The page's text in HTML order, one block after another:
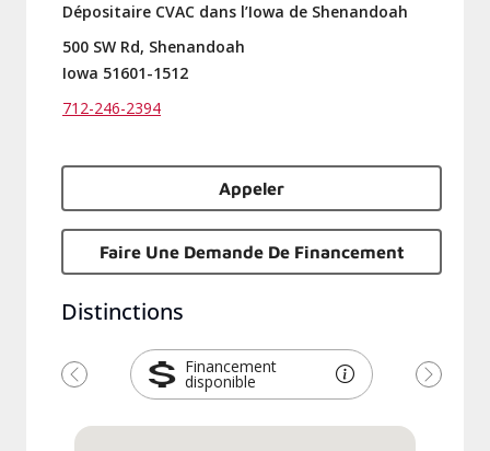
Dépositaire CVAC dans l’Iowa de Shenandoah
500 SW Rd, Shenandoah
Iowa 51601-1512
712-246-2394
Appeler
Faire Une Demande De Financement
Distinctions
Financement
disponible
Previous Next